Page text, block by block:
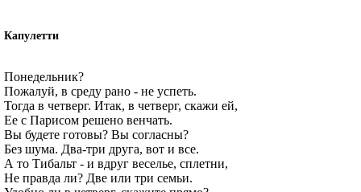
Капулетти
Понедельник?
Пожалуй, в среду рано - не успеть.
Тогда в четверг. Итак, в четверг, скажи ей,
Ее с Парисом решено венчать.
Вы будете готовы? Вы согласны?
Без шума. Два-три друга, вот и все.
А то Тибальт - и вдруг веселье, сплетни,
Не правда ли? Две или три семьи.